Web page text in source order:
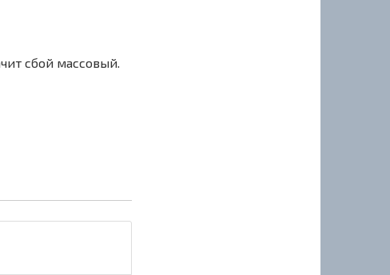
сбой массовый.